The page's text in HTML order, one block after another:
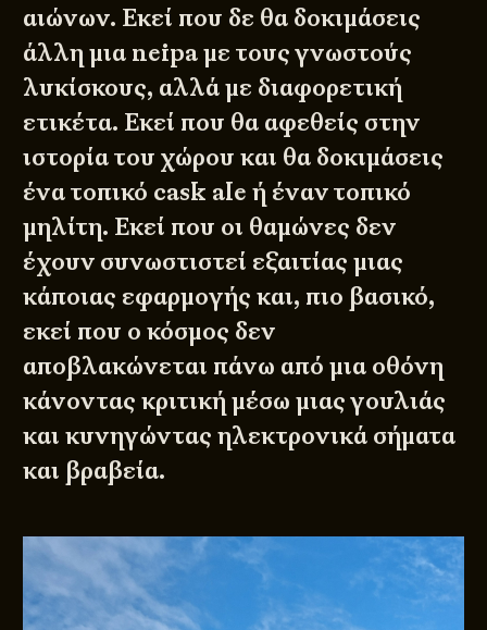
αιώνων. Εκεί που δε θα δοκιμάσεις
άλλη μια neipa με τους γνωστούς
λυκίσκους, αλλά με διαφορετική
ετικέτα. Εκεί που θα αφεθείς στην
ιστορία του χώρου και θα δοκιμάσεις
ένα τοπικό cask ale ή έναν τοπικό
μηλίτη. Εκεί που οι θαμώνες δεν
έχουν συνωστιστεί εξαιτίας μιας
κάποιας εφαρμογής και, πιο βασικό,
εκεί που ο κόσμος δεν
αποβλακώνεται πάνω από μια οθόνη
κάνοντας κριτική μέσω μιας γουλιάς
και κυνηγώντας ηλεκτρονικά σήματα
και βραβεία.